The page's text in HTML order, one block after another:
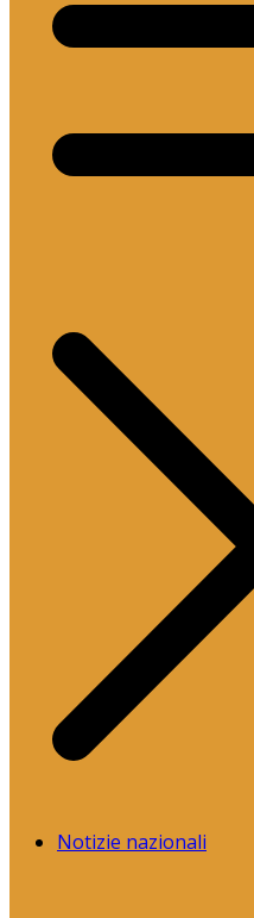
Notizie nazionali